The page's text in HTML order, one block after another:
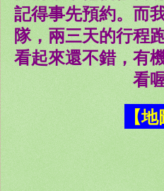
記得事先預約。而
隊，兩三天的行程
看起來還不錯，有
看
【地